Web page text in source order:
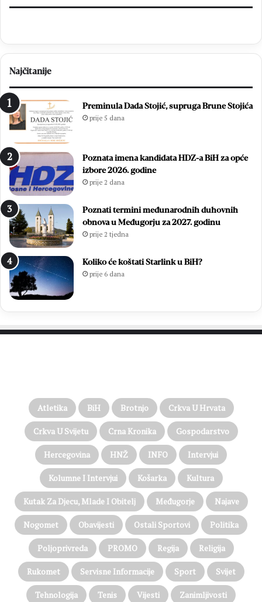
Najčitanije
Preminula Dada Stojić, supruga Brune Stojića
prije 5 dana
Poznata imena kandidata HDZ-a BiH za opće
izbore 2026. godine
prije 2 dana
Poznati termini međunarodnih duhovnih
obnova u Međugorju za 2027. godinu
prije 2 tjedna
Koliko će koštati Starlink u BiH?
prije 6 dana
Atletika BiH Brotnjo Crkva U Hrvata
Crkva U Svijetu Crna Kronika Gospodarstvo
Hercegovina HNŽ INFO Intervjui
Kolumne I Intervjui Košarka Kultura
Kutak Za Djecu, Mlade I Obitelj Međugorje Najave
Nogomet Obavijesti Ostali Sportovi Politika
Poljoprivreda PROMO Regija Religija
Rukomet Servisne Informacije Sport Svijet
Tehnologija Tenis Vijesti Zanimljivosti